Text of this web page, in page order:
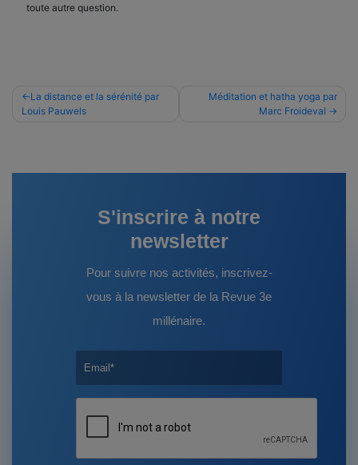
toute autre question.
Navigation
de
La distance et la sérénité par
Louis Pauwels
Méditation et hatha yoga par
Marc Froideval
S'inscrire à notre
newsletter
Pour suivre nos activités, inscrivez-
vous à la newsletter de la Revue 3e
millénaire.